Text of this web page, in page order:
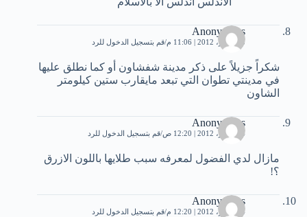
Anonymous
3 سبتمبر، 2012 | 11:06 م قم بتسجيل الدخول للرد
شكراً جزيلاً على ذكر مدينة شفشاون أو كما نطلق عليها
في مدينتي تطوان التي تبعد مايقارب ستين كيلومتر
الشاون
Anonymous
4 سبتمبر، 2012 | 12:20 ص قم بتسجيل الدخول للرد
مازال لدي الفضول لمعرفه سبب طلايها باللون الازرق
؟!
Anonymous
4 سبتمبر، 2012 | 12:20 م قم بتسجيل الدخول للرد